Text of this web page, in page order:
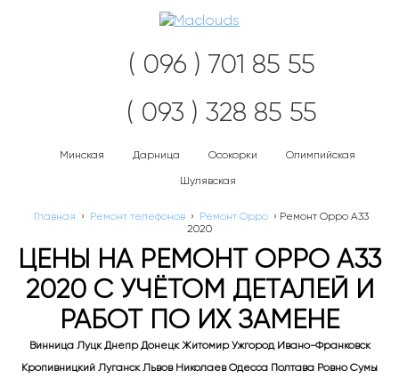
( 096 ) 701 85 55
( 093 ) 328 85 55
Минская Дарница Осокорки Олимпийская
Шулявская
Главная › Ремонт телефонов › Ремонт Oppo › Ремонт Oppo A33
2020
ЦЕНЫ НА РЕМОНТ OPPO A33
2020 С УЧЁТОМ ДЕТАЛЕЙ И
РАБОТ ПО ИХ ЗАМЕНЕ
Винница Луцк Днепр Донецк Житомир Ужгород Ивано-Франковск
Кропивницкий Луганск Львов Николаев Одесса Полтава Ровно Сумы